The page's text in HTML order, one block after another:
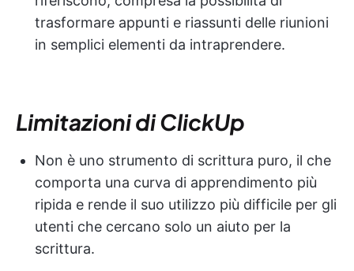
trasformare appunti e riassunti delle riunioni
in semplici elementi da intraprendere.
Limitazioni di ClickUp
Non è uno strumento di scrittura puro, il che
comporta una curva di apprendimento più
ripida e rende il suo utilizzo più difficile per gli
utenti che cercano solo un aiuto per la
scrittura.